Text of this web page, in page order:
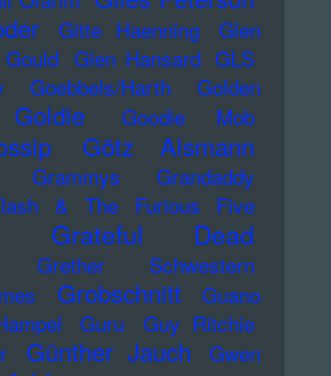
Gitte Haenning
Glen
Glen Hansard GLS
Goebbels/Harth
Golden
Goldie Goodie Mob
Götz Alsmann
Grammys
Grandaddy
& The Furious Five
Grateful Dead
Grether Schwestern
Grobschnitt
Guano
Guru
Guy Ritchie
Günther Jauch
Gwen